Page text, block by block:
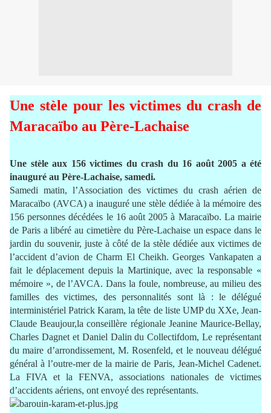
Une stèle pour les victimes du crash de
Maracaïbo au Père-Lachaise
Une stèle aux 156 victimes du crash du 16 août 2005 a été
inauguré au Père-Lachaise, samedi.
Samedi matin, l’Association des victimes du crash aérien de
Maracaïbo (AVCA) a inauguré une stèle dédiée à la mémoire des
156 personnes décédées le 16 août 2005 à Maracaïbo. La mairie
de Paris a libéré au cimetière du Père-Lachaise un espace dans le
jardin du souvenir, juste à côté de la stèle dédiée aux victimes de
l’accident d’avion de Charm El Cheikh. Georges Vankapaten a
fait le déplacement depuis la Martinique, avec la responsable «
mémoire », de l’AVCA. Dans la foule, nombreuse, au milieu des
familles des victimes, des personnalités sont là : le délégué
interministériel Patrick Karam, la tête de liste UMP du XXe, Jean-
Claude Beaujour,la conseillère régionale Jeanine Maurice-Bellay,
Charles Dagnet et Daniel Dalin du Collectifdom, Le représentant
du maire d’arrondissement, M. Rosenfeld, et le nouveau délégué
général à l’outre-mer de la mairie de Paris, Jean-Michel Cadenet.
La FIVA et la FENVA, associations nationales de victimes
d’accidents aériens, ont envoyé des représentants.